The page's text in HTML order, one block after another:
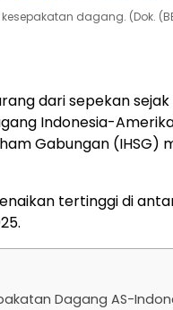
dagang. (Dok.
dari sepekan
Indonesia-
Gabungan
tertinggi di
Dagang AS-